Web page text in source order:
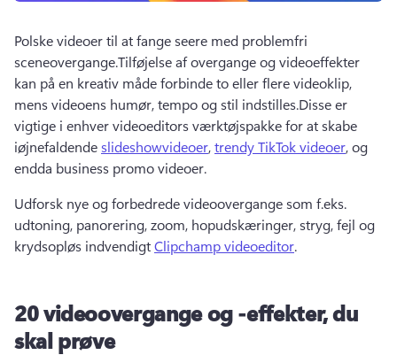
Polske videoer til at fange seere med problemfri
sceneovergange.Tilføjelse af overgange og videoeffekter
kan på en kreativ måde forbinde to eller flere videoklip,
mens videoens humør, tempo og stil indstilles.Disse er
vigtige i enhver videoeditors værktøjspakke for at skabe
iøjnefaldende slideshowvideoer, trendy TikTok videoer, og
endda business promo videoer.
Udforsk nye og forbedrede videoovergange som f.eks.
udtoning, panorering, zoom, hopudskæringer, stryg, fejl og
krydsopløs indvendigt Clipchamp videoeditor.
20 videoovergange og -effekter, du
skal prøve